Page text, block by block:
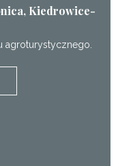
Kiedrowice-
agroturystycznego.